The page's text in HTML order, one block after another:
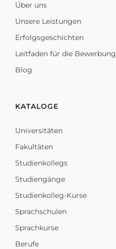
Über uns
Unsere Leistungen
Erfolgsgeschichten
Leitfaden für die Bewerbung
Blog
KATALOGE
Universitäten
Fakultäten
Studienkollegs
Studiengänge
Studienkolleg-Kurse
Sprachschulen
Sprachkurse
Berufe